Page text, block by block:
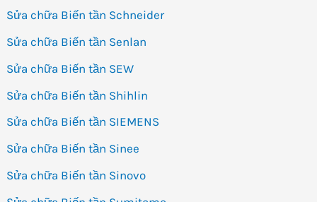
Sửa chữa Biến tần Schneider
Sửa chữa Biến tần Senlan
Sửa chữa Biến tần SEW
Sửa chữa Biến tần Shihlin
Sửa chữa Biến tần SIEMENS
Sửa chữa Biến tần Sinee
Sửa chữa Biến tần Sinovo